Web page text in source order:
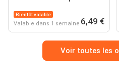
Bientôt valable
Valable dans 1 semaine 6,49 €
Voir toutes les